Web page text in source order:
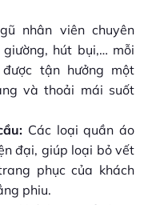
nhân viên chuyên
hút bụi,… mỗi
tận hưởng một
và thoải mái suốt
Các loại quần áo
đại, giúp loại bỏ vết
phục của khách
phiu.